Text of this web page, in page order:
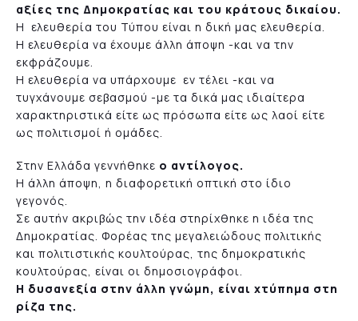
αξίες της Δημοκρατίας και του κράτους δικαίου.
Η ελευθερία του Τύπου είναι η δική μας ελευθερία.
Η ελευθερία να έχουμε άλλη άποψη -και να την
εκφράζουμε.
Η ελευθερία να υπάρχουμε εν τέλει -και να
τυγχάνουμε σεβασμού -με τα δικά μας ιδιαίτερα
χαρακτηριστικά είτε ως πρόσωπα είτε ως λαοί είτε
ως πολιτισμοί ή ομάδες.
Στην Ελλάδα γεννήθηκε ο αντίλογος.
Η άλλη άποψη, η διαφορετική οπτική στο ίδιο
γεγονός.
Σε αυτήν ακριβώς την ιδέα στηρίχθηκε η ιδέα της
Δημοκρατίας. Φορέας της μεγαλειώδους πολιτικής
και πολιτιστικής κουλτούρας, της δημοκρατικής
κουλτούρας, είναι οι δημοσιογράφοι.
Η δυσανεξία στην άλλη γνώμη, είναι χτύπημα στη
ρίζα της.